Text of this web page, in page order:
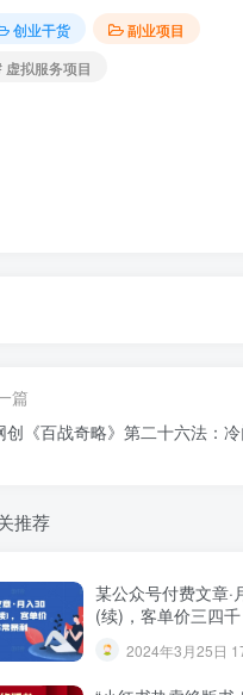
创业干货
副业项目
虚拟服务项目
篇
创《百战奇略》第二十六法：
推荐
某公众号付费文章·
(续)，客单价三四
2024年3月25日